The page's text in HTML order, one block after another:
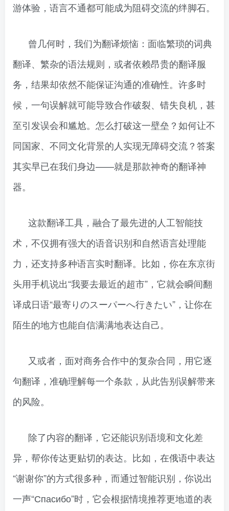
游体验，语言不通都可能成为阻碍交流的绊脚石。
曾几何时，我们为翻译烦恼：面临繁琐的词典
翻译、繁杂的语法规则，或者依赖昂贵的翻译服
务，结果却依然不能保证沟通的准确性。许多时
候，一句误解就可能导致合作破裂、错失良机，甚
至引发误会和尴尬。怎么打破这一壁垒？如何让不
同国家、不同文化背景的人实现无障碍交流？答案
其实早已在我们身边——就是那款神奇的翻译神
器。
这款翻译工具，融合了最先进的人工智能技
术，不仅拥有强大的语音识别和自然语言处理能
力，还支持多种语言实时翻译。比如，你在东京街
头用手机说出“我要去最近的超市”，它就会瞬间翻
译成日语“最寄りのスーパーへ行きたい”，让你在
陌生的地方也能自信满满地表达自己。
又或者，面对商务合作中的复杂合同，用它逐
句翻译，准确理解每一个条款，从此告别误解带来
的风险。
除了内容的翻译，它还能识别语境和文化差
异，帮你传达更贴切的表达。比如，在俄语中表达
“谢谢你”的方式很多种，而通过智能识别，你说出
一声“Спасибо”时，它会根据情境推荐更地道的表